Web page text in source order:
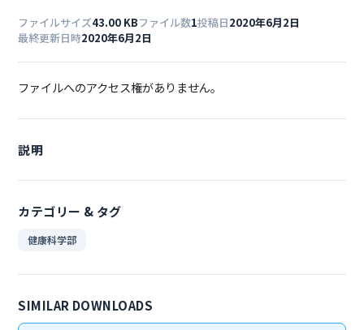
ファイルサイズ43.00 KBファイル数1投稿日2020年6月2日
最終更新日時2020年6月2日
ファイルへのアクセス権がありません。
説明
カテゴリー & タグ
健康科学部
SIMILAR DOWNLOADS